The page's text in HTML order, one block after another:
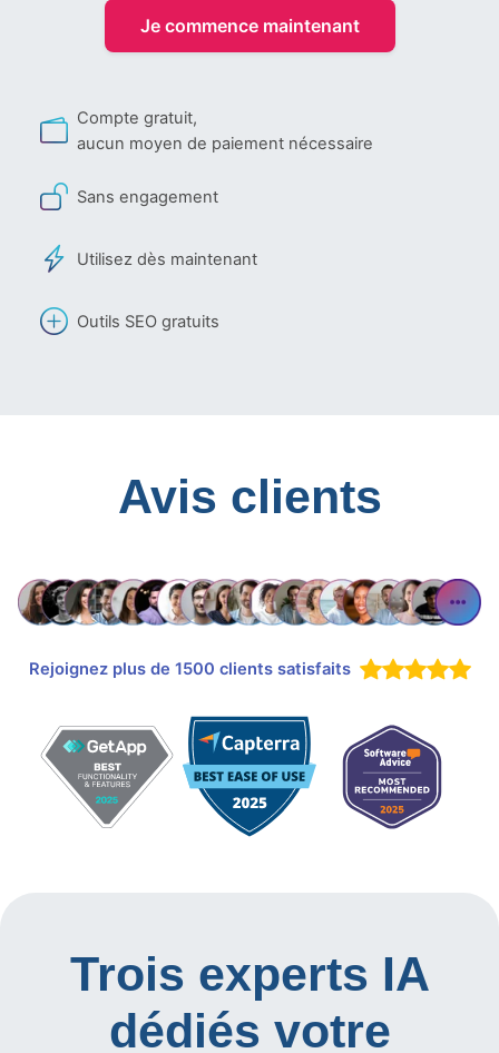
Je commence maintenant
Compte gratuit,
aucun moyen de paiement nécessaire
Sans engagement
Utilisez dès maintenant
Outils SEO gratuits
Avis clients
Rejoignez plus de 1500 clients satisfaits
Trois experts IA
dédiés votre